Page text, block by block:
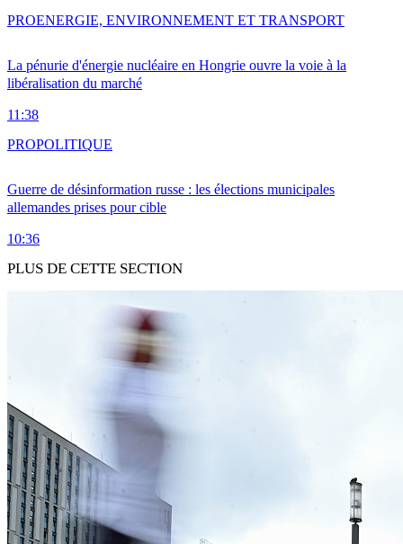
La pénurie d'énergie nucléaire en Hongrie ouvre la voie à la
libéralisation du marché
11:38
PROENERGIE, ENVIRONNEMENT ET TRANSPORT
Guerre de désinformation russe : les élections municipales
allemandes prises pour cible
10:36
PROPOLITIQUE
PLUS DE CETTE SECTION